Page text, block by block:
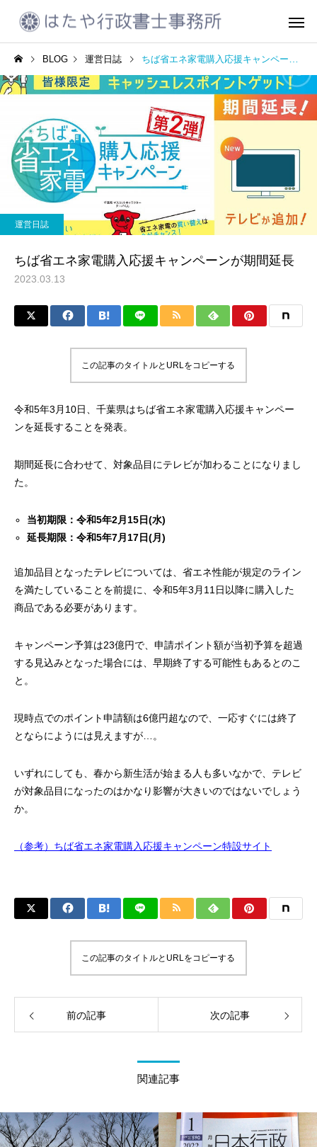
CCUS代行申請
運営日誌
2023年10月振り返り 着るタイプの電気毛布
BLOG 運営日誌 ちば省エネ家電購入応援キャンペーンが期間延長
運営日誌
ちば省エネ家電購入応援キャンペーンが期間延長
2023.03.13
この記事のタイトルとURLをコピーする
令和5年3月10日、千葉県はちば省エネ家電購入応援キャンペー
ンを延長することを発表。
期間延長に合わせて、対象品目にテレビが加わることになりまし
た。
当初期限：令和5年2月15日(水)
延長期限：令和5年7月17日(月)
追加品目となったテレビについては、省エネ性能が規定のライン
を満たしていることを前提に、令和5年3月11日以降に購入した
商品である必要があります。
キャンペーン予算は23億円で、申請ポイント額が当初予算を超過
する見込みとなった場合には、早期終了する可能性もあるとのこ
と。
現時点でのポイント申請額は6億円超なので、一応すぐには終了
とならにようには見えますが…。
いずれにしても、春から新生活が始まる人も多いなかで、テレビ
が対象品目になったのはかなり影響が大きいのではないでしょう
か。
（参考）ちば省エネ家電購入応援キャンペーン特設サイト
この記事のタイトルとURLをコピーする
前の記事 次の記事
関連記事